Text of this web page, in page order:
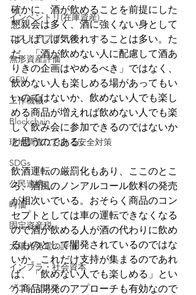
インベントリ(在庫資産)
コストアプローチ
無形資産評価
CEIV
工作機械
Blockchain
現地調査における安全対策
SDGs
公民連携
時価
固定資産税
太陽光発電の評価
インフラ・社会資本
ゲコノミスト
確かに、酒が飲めることを前提にした
懇親会は多く、酒に強くない身として
はしばしば気後れすることは多い。た
だ、「酒が飲めない人に配慮して酒あ
りきの企画はやめるべき」ではなく、
飲めない人も楽しめる場があってもい
いのではないか、飲めない人でも楽し
める商品が増えれば飲めない人でも楽
しく飲み会に参加できるのではないか
と思うのである。
飲酒運転の厳罰化もあり、ここのとこ
ろ、酒風のノンアルコール飲料の発売
が相次いでいる。おそらく商品のコン
セプトとしては車の運転できなくなる
ので酒が飲める人が酒の代わりに飲め
るものとして開発されているのではな
いか。これだけ支持が集まるのであれ
ば、「飲めない人でも楽しめる」とい
う商品開発のアプローチも有効なので